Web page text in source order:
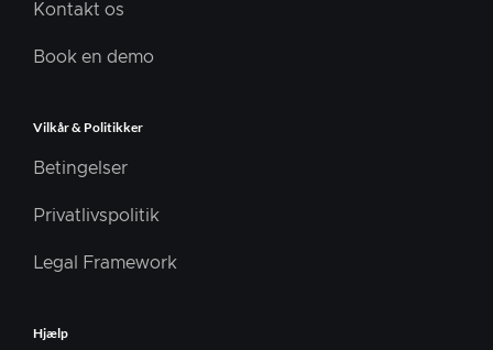
Kontakt os
Book en demo
Vilkår & Politikker
Betingelser
Privatlivspolitik
Legal Framework
Hjælp